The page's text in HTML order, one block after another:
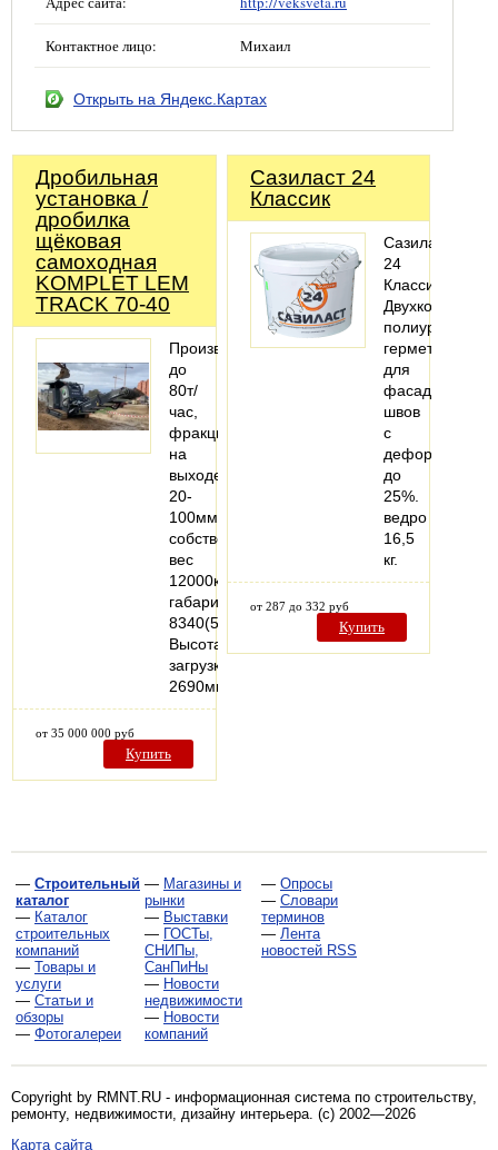
Контактное лицо: Михаил
Открыть на Яндекс.Картах
Дробильная
установка /
дробилка
щёковая
самоходная
KOMPLET LEM
TRACK 70-40
Производительность
до
80т/
час,
фракция
на
выходе
20-
100мм,
собственный
вес
12000кг,
габариты
8340(5600)х2250х2700мм.
Высота
загрузки
2690мм.
от 35 000 000 руб
Купить
Сазиласт 24
Классик
Сазиласт
24
Классик-
герметик
для
фасадных
швов
с
деформацией
до
25%.
ведро
16,5
кг.
от 287 до 332 руб
Купить
— Строительный
каталог
— Каталог
строительных
компаний
— Товары и
услуги
— Статьи и
обзоры
— Фотогалереи
— Магазины и
рынки
— Выставки
— ГОСТы,
СНИПы,
СанПиНы
— Новости
недвижимости
— Новости
компаний
— Опросы
— Словари
терминов
— Лента
новостей RSS
Copyright by RMNT.RU - информационная система по строительству,
ремонту, недвижимости, дизайну интерьера. (c) 2002—2026
Карта сайта